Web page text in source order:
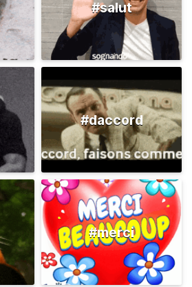
#salut
#daccord
#merci